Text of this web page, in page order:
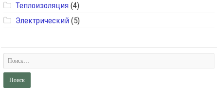
Теплоизоляция (4)
Электрический (5)